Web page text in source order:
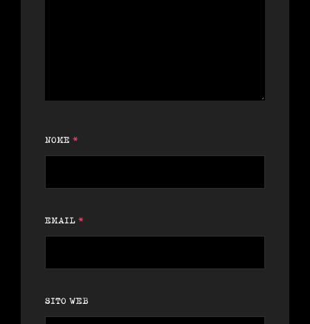
NOME *
EMAIL *
SITO WEB